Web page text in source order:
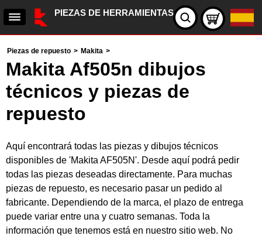
PIEZAS DE HERRAMIENTAS
Piezas de repuesto > Makita >
Makita Af505n dibujos
técnicos y piezas de
repuesto
Aquí encontrará todas las piezas y dibujos técnicos
disponibles de 'Makita AF505N'. Desde aquí podrá pedir
todas las piezas deseadas directamente. Para muchas
piezas de repuesto, es necesario pasar un pedido al
fabricante. Dependiendo de la marca, el plazo de entrega
puede variar entre una y cuatro semanas. Toda la
información que tenemos está en nuestro sitio web. No